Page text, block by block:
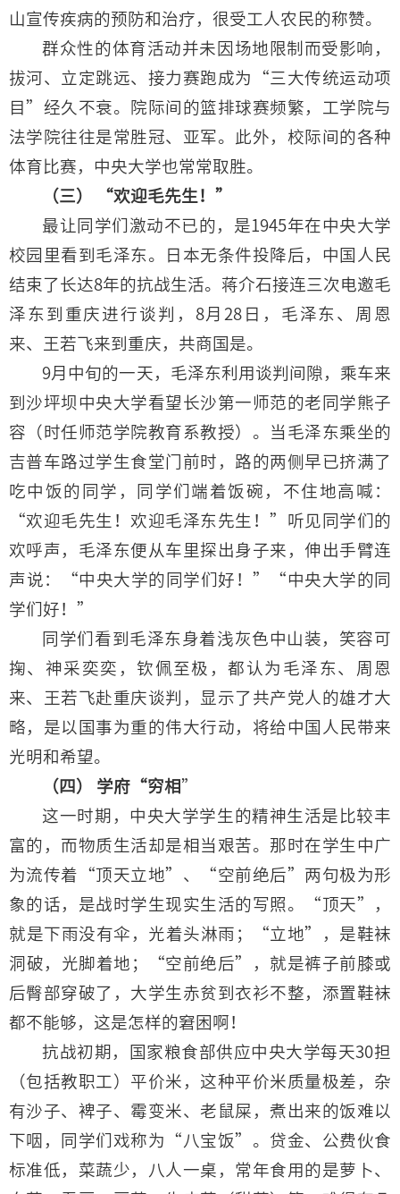
山宣传疾病的预防和治疗，很受工人农民的称赞。
群众性的体育活动并未因场地限制而受影响，
拔河、立定跳远、接力赛跑成为“三大传统运动项
目”经久不衰。院际间的篮排球赛频繁，工学院与
法学院往往是常胜冠、亚军。此外，校际间的各种
体育比赛，中央大学也常常取胜。
（三） “欢迎毛先生！”
最让同学们激动不已的，是1945年在中央大学
校园里看到毛泽东。日本无条件投降后，中国人民
结束了长达8年的抗战生活。蒋介石接连三次电邀毛
泽东到重庆进行谈判，8月28日，毛泽东、周恩
来、王若飞来到重庆，共商国是。
9月中旬的一天，毛泽东利用谈判间隙，乘车来
到沙坪坝中央大学看望长沙第一师范的老同学熊子
容（时任师范学院教育系教授）。当毛泽东乘坐的
吉普车路过学生食堂门前时，路的两侧早已挤满了
吃中饭的同学，同学们端着饭碗，不住地高喊：
“欢迎毛先生！欢迎毛泽东先生！”听见同学们的
欢呼声，毛泽东便从车里探出身子来，伸出手臂连
声说：“中央大学的同学们好！”“中央大学的同
学们好！”
同学们看到毛泽东身着浅灰色中山装，笑容可
掬、神采奕奕，钦佩至极，都认为毛泽东、周恩
来、王若飞赴重庆谈判，显示了共产党人的雄才大
略，是以国事为重的伟大行动，将给中国人民带来
光明和希望。
（四） 学府“穷相 ”
这一时期，中央大学学生的精神生活是比较丰
富的，而物质生活却是相当艰苦。那时在学生中广
为流传着“顶天立地”、“空前绝后”两句极为形
象的话，是战时学生现实生活的写照。“顶天”，
就是下雨没有伞，光着头淋雨；“立地”，是鞋袜
洞破，光脚着地；“空前绝后”，就是裤子前膝或
后臀部穿破了，大学生赤贫到衣衫不整，添置鞋袜
都不能够，这是怎样的窘困啊！
抗战初期，国家粮食部供应中央大学每天30担
（包括教职工）平价米，这种平价米质量极差，杂
有沙子、裨子、霉变米、老鼠屎，煮出来的饭难以
下咽，同学们戏称为“八宝饭”。贷金、公费伙食
标准低，菜蔬少，八人一桌，常年食用的是萝卜、